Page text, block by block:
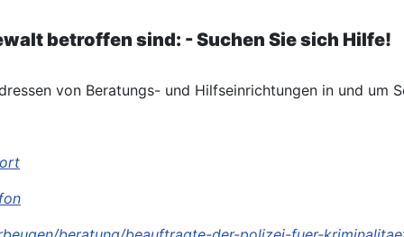
betroffen sind: - Suchen Sie sich Hilfe!
von Beratungs- und Hilfseinrichtungen in und um